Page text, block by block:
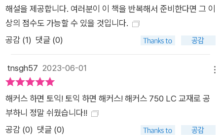
해설을 제공합니다. 여러분이 이 책을 반복해서 준비한다면 그 이
상의 점수도 가능할 수 있을 것입니다.
공감 (1) 댓글 (0)
tnsgh57 2023-06-01
해커스 하면 토익! 토익 하면 해커스! 해커스 750 LC 교재로 공
부하니 정말 쉬웠습니다!!
공감 (0) 댓글 (0)